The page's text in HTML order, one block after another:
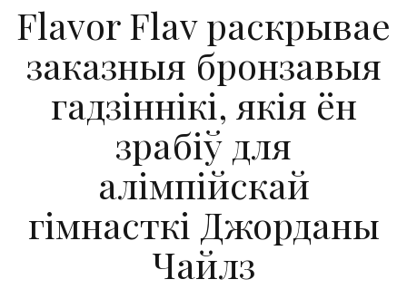
Flavor Flav раскрывае
заказныя бронзавыя
гадзіннікі, якія ён
зрабіў для
алімпійскай
гімнасткі Джорданы
Чайлз